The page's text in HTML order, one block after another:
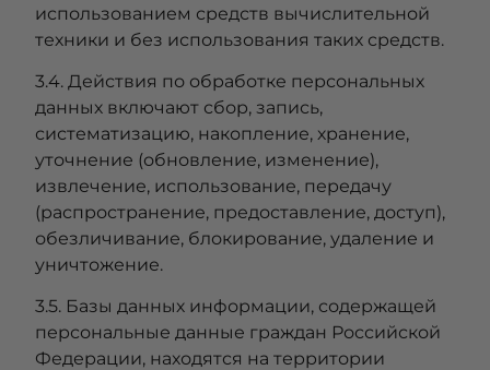
использованием средств вычислительной
техники и без использования таких средств.
3.4. Действия по обработке персональных
данных включают сбор, запись,
систематизацию, накопление, хранение,
уточнение (обновление, изменение),
извлечение, использование, передачу
(распространение, предоставление, доступ),
обезличивание, блокирование, удаление и
уничтожение.
3.5. Базы данных информации, содержащей
персональные данные граждан Российской
Федерации, находятся на территории